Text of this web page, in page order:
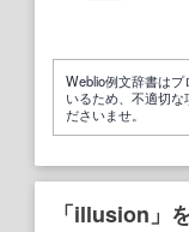
Weblio例文辞書は
いるため、不適切
ださいませ。
「illusion」